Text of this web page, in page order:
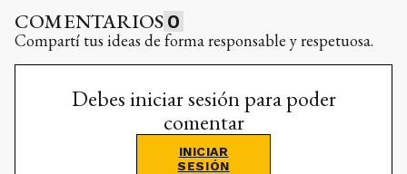
COMENTARIOS 0
Compartí tus ideas de forma responsable y respetuosa.
Debes iniciar sesión para poder
comentar
INICIAR
SESIÓN